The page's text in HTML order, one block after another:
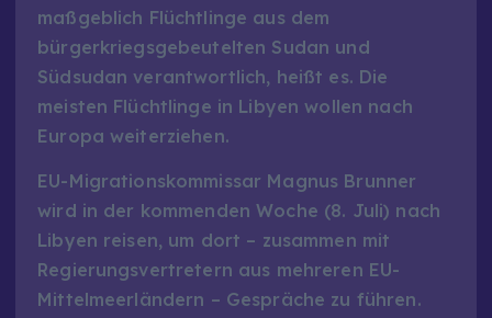
maßgeblich Flüchtlinge aus dem
bürgerkriegsgebeutelten Sudan und
Südsudan verantwortlich, heißt es. Die
meisten Flüchtlinge in Libyen wollen nach
Europa weiterziehen.
EU-Migrationskommissar Magnus Brunner
wird in der kommenden Woche (8. Juli) nach
Libyen reisen, um dort – zusammen mit
Regierungsvertretern aus mehreren EU-
Mittelmeerländern – Gespräche zu führen.